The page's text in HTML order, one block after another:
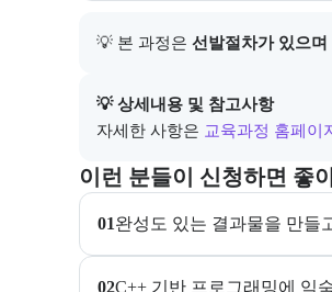
💡 본 과정은 선발절차가 있으며
💡 상세내용 및 참고사항
아래에는 지원 절차의 상세 설명
자세한 사항은 교육과정 홈페이
이런 분들이 신청하면 좋
이 교육과정이 어떤 분들께 추천
01완성도 있는 결과물을 만들
02C++ 기반 프로그래밍에 익